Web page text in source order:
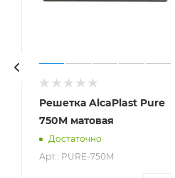
Решетка AlcaPlast Pure
750M матовая
Достаточно
Арт.: PURE-750M